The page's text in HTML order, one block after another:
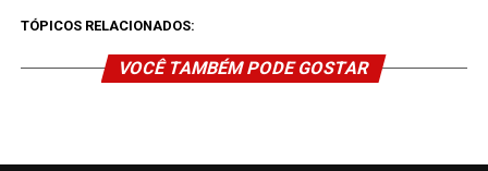
TÓPICOS RELACIONADOS:
VOCÊ TAMBÉM PODE GOSTAR